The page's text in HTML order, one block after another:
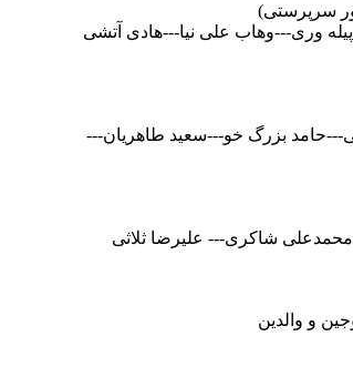
سرپرستی)
وری---وهاب علی نیا---هادی آتشی
حامد بزرگ خو---سعید طاهریان---
شاکری--- علیرضا ثلاثی
و والدین